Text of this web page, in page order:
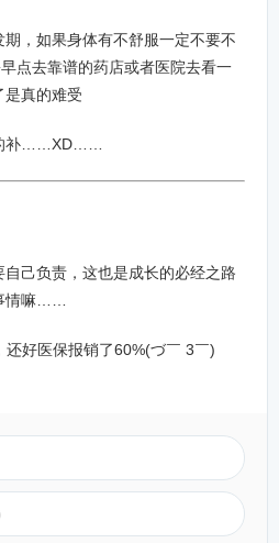
，如果身体有不舒服一定不要不
去靠谱的药店或者医院去看一
是真的难受
补……XD……
己负责，这也是成长的必经之路
情嘛……
好医保报销了60%(づ￣ 3￣)